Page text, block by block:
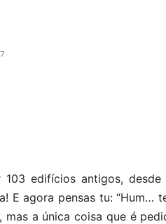
edifícios antigos,
E agora pensas tu: “Hum…
mas a única coisa que é